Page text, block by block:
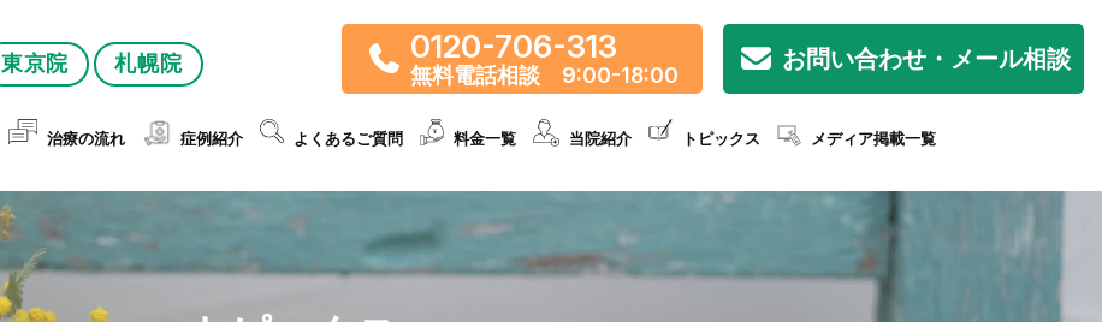
東京院 札幌院 0120-706-313
無料電話相談 9:00-18:00
お問い合わせ・メール相談
治療の流れ 症例紹介 よくあるご質問 料金一覧 当院紹介 トピックス メディア掲載一覧